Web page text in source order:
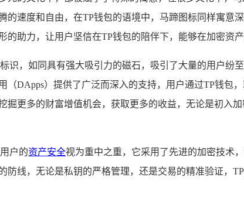
的速度和自由，在TP钱包的语境中，马蹄图标同样寓
的助力，让用户坚信在TP钱包的陪伴下，能够在加密资
识，如同具有强大吸引力的磁石，吸引了大量的用户
（DApps）提供了广泛而深入的支持，用户通过TP钱
掘更多的财富增值机会，获取更多的收益，无论是初入
户的资产安全视为重中之重，它采用了先进的加密技术
防线，无论是私钥的严格管理，还是交易的精准验证，